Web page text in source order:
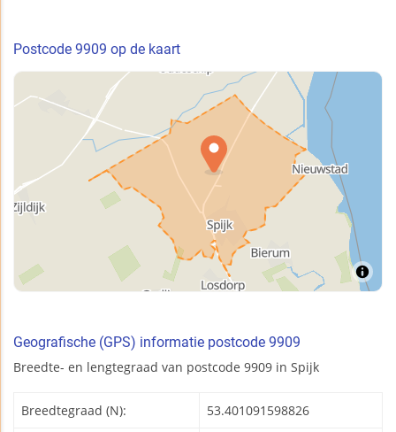
Postcode 9909 op de kaart
Geografische (GPS) informatie postcode 9909
Breedte- en lengtegraad van postcode 9909 in Spijk
Breedtegraad (N): 53.401091598826